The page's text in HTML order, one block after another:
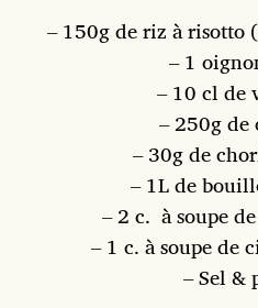
– 150g de riz à risotto
– 1
– 10 cl de
– 250g de
– 30g de
– 1L de
– 2 c. à soupe
– 1 c. à soupe de
– Sel &